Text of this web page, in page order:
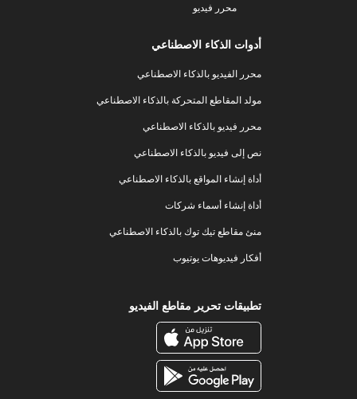
محرر فيديو
أدوات الذكاء الاصطناعي
محرر الفيديو بالذكاء الاصطناعي
مولد المقاطع المتحركة بالذكاء الاصطناعي
محرر فيديو بالذكاء الاصطناعي
نص إلى فيديو بالذكاء الاصطناعي
أداة إنشاء المواقع بالذكاء الاصطناعي
أداة إنشاء أسماء شركات
منئ مقاطع تيك توك بالذكاء الاصطناعي
أفكار فيديوهات يوتيوب
تطبيقات تحرير مقاطع الفيديو